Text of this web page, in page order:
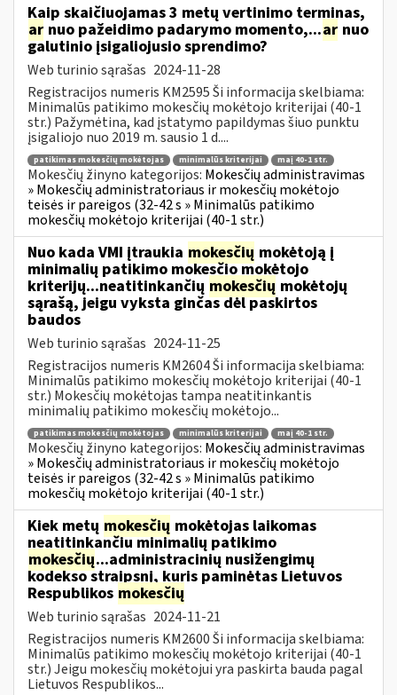
Kaip skaičiuojamas 3 metų vertinimo terminas,
ar nuo pažeidimo padarymo momento,...ar nuo
galutinio įsigaliojusio sprendimo?
Web turinio sąrašas 2024-11-28
Registracijos numeris KM2595 Ši informacija skelbiama:
Minimalūs patikimo mokesčių mokėtojo kriterijai (40-1
str.) Pažymėtina, kad įstatymo papildymas šiuo punktu
įsigaliojo nuo 2019 m. sausio 1 d....
patikimas mokesčių mokėtojas minimalūs kriterijai maį 40-1 str.
Mokesčių žinyno kategorijos: Mokesčių administravimas
» Mokesčių administratoriaus ir mokesčių mokėtojo
teisės ir pareigos (32-42 s » Minimalūs patikimo
mokesčių mokėtojo kriterijai (40-1 str.)
Nuo kada VMI įtraukia mokesčių mokėtoją į
minimalių patikimo mokesčio mokėtojo
kriterijų...neatitinkančių mokesčių mokėtojų
sąrašą, jeigu vyksta ginčas dėl paskirtos
baudos
Web turinio sąrašas 2024-11-25
Registracijos numeris KM2604 Ši informacija skelbiama:
Minimalūs patikimo mokesčių mokėtojo kriterijai (40-1
str.) Mokesčių mokėtojas tampa neatitinkantis
minimalių patikimo mokesčių mokėtojo...
patikimas mokesčių mokėtojas minimalūs kriterijai maį 40-1 str.
Mokesčių žinyno kategorijos: Mokesčių administravimas
» Mokesčių administratoriaus ir mokesčių mokėtojo
teisės ir pareigos (32-42 s » Minimalūs patikimo
mokesčių mokėtojo kriterijai (40-1 str.)
Kiek metų mokesčių mokėtojas laikomas
neatitinkančiu minimalių patikimo
mokesčių...administracinių nusižengimų
kodekso straipsnį, kuris paminėtas Lietuvos
Respublikos mokesčių
Web turinio sąrašas 2024-11-21
Registracijos numeris KM2600 Ši informacija skelbiama:
Minimalūs patikimo mokesčių mokėtojo kriterijai (40-1
str.) Jeigu mokesčių mokėtojui yra paskirta bauda pagal
Lietuvos Respublikos...